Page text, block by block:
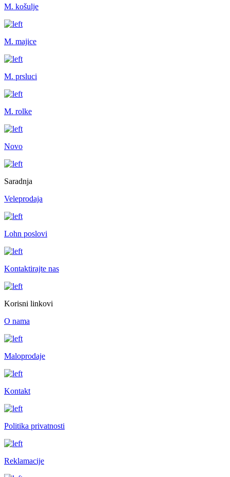
M. košulje
M. majice
M. prsluci
M. rolke
Novo
Saradnja
Veleprodaja
Lohn poslovi
Kontaktirajte nas
Korisni linkovi
O nama
Maloprodaje
Kontakt
Politika privatnosti
Reklamacije